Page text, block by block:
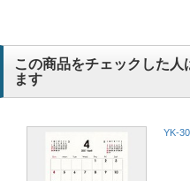
この商品をチェックした
ます
YK-